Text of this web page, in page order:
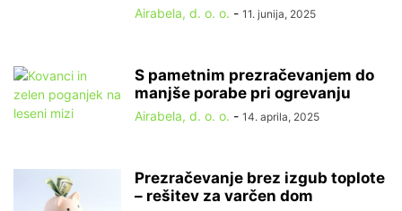
Airabela, d. o. o. - 11. junija, 2025
S pametnim prezračevanjem do
manjše porabe pri ogrevanju
Airabela, d. o. o. - 14. aprila, 2025
Prezračevanje brez izgub toplote
– rešitev za varčen dom